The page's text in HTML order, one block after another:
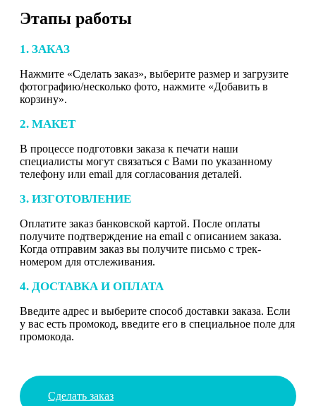
Этапы работы
1. ЗАКАЗ
Нажмите «Сделать заказ», выберите размер и загрузите
фотографию/несколько фото, нажмите «Добавить в
корзину».
2. МАКЕТ
В процессе подготовки заказа к печати наши
специалисты могут связаться с Вами по указанному
телефону или email для согласования деталей.
3. ИЗГОТОВЛЕНИЕ
Оплатите заказ банковской картой. После оплаты
получите подтверждение на email с описанием заказа.
Когда отправим заказ вы получите письмо с трек-
номером для отслеживания.
4. ДОСТАВКА И ОПЛАТА
Введите адрес и выберите способ доставки заказа. Если
у вас есть промокод, введите его в специальное поле для
промокода.
Сделать заказ